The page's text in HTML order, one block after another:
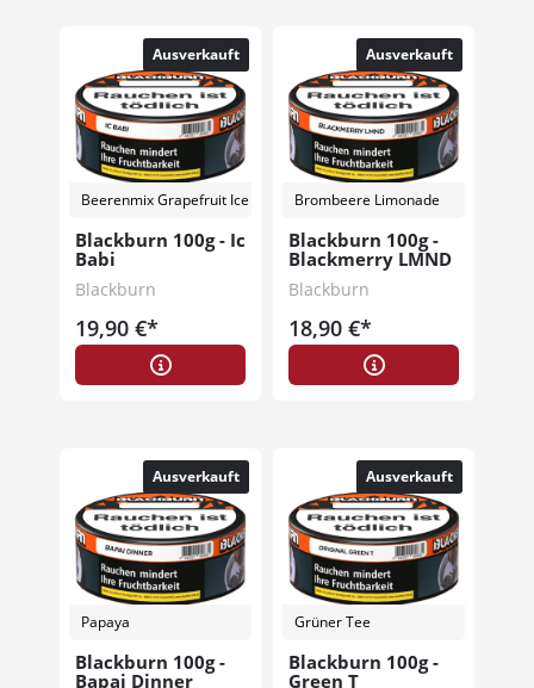
Ausverkauft
Beerenmix Grapefruit Ice
Blackburn 100g - Ic
Babi
Blackburn
19,90 €*
Ausverkauft
Brombeere Limonade
Blackburn 100g -
Blackmerry LMND
Blackburn
18,90 €*
Ausverkauft
Papaya
Blackburn 100g -
Bapai Dinner
Ausverkauft
Grüner Tee
Blackburn 100g -
Green T